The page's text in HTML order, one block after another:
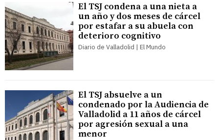
El TSJ condena a una nieta a
un año y dos meses de cárcel
por estafar a su abuela con
deterioro cognitivo
Diario de Valladolid | El Mundo
El TSJ absuelve a un
condenado por la Audiencia de
Valladolid a 11 años de cárcel
por agresión sexual a una
menor